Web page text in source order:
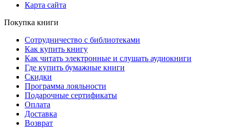
Карта сайта
Покупка книги
Сотрудничество с библиотеками
Как купить книгу
Как читать электронные и слушать аудиокниги
Где купить бумажные книги
Скидки
Программа лояльности
Подарочные сертификаты
Оплата
Доставка
Возврат